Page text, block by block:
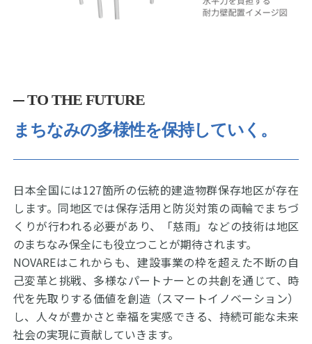
TO THE FUTURE
まちなみの多様性を保持していく。
日本全国には127箇所の伝統的建造物群保存地区が存在
します。同地区では保存活用と防災対策の両輪でまちづ
くりが行われる必要があり、「慈雨」などの技術は地区
のまちなみ保全にも役立つことが期待されます。
NOVAREはこれからも、建設事業の枠を超えた不断の自
己変革と挑戦、多様なパートナーとの共創を通じて、時
代を先取りする価値を創造（スマートイノベーション）
し、人々が豊かさと幸福を実感できる、持続可能な未来
社会の実現に貢献していきます。